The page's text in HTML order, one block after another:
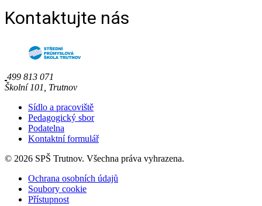
Kontaktujte nás
499 813 071
Školní 101, Trutnov
Sídlo a pracoviště
Pedagogický sbor
Podatelna
Kontaktní formulář
© 2026 SPŠ Trutnov. Všechna práva vyhrazena.
Ochrana osobních údajů
Soubory cookie
Přístupnost